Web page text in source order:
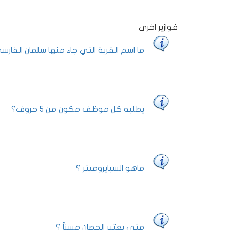
فوازير اخرى
ما اسم القرية التي جاء منها سلمان
يطلبه كل موظف مكون من 5 حروف؟
ماهو السبايروميتر ؟
متى يعتبر الحصان مسناً ؟